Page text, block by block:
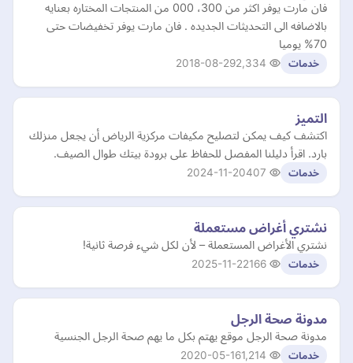
فان مارت يوفر اكثر من 300، 000 من المنتجات المختاره بعنايه
بالاضافه الى التحديثات الجديده . فان مارت يوفر تخفيضات حتى
70% يوميا
خدمات 2018-08-29
التميز
اكتشف كيف يمكن لتصليح مكيفات مركزية الرياض أن يجعل منزلك
بارد. اقرأ دليلنا المفصل للحفاظ على برودة بيتك طوال الصيف.
خدمات 2024-11-20
نشتري أغراض مستعملة
نشتري الأغراض المستعملة – لأن لكل شيء فرصة ثانية!
خدمات 2025-11-22
مدونة صحة الرجل
مدونة صحة الرجل موقع يهتم بكل ما يهم صحة الرجل الجنسية
خدمات 2020-05-16